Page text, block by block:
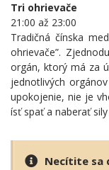
Tri ohrievače
21:00 až 23:00
Tradičná čínska
ohrievače”.
orgán, ktorý má za
jednotlivých
upokojenie, nie je
ísť spať a naberať
Necítite sa